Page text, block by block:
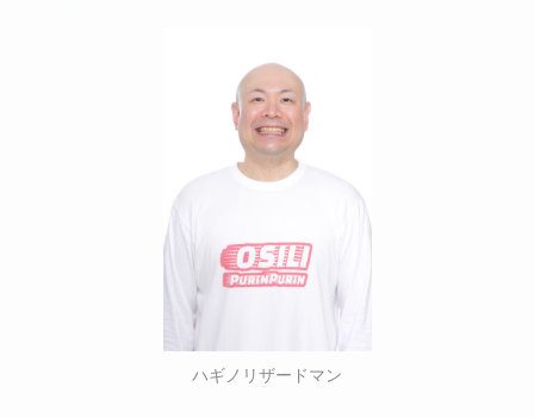
ハギノリザードマン